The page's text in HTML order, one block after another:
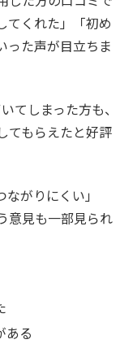
てくれた」「初め
った声が目立ちま
てしまった方も、
てもらえたと好評
がりにくい」
意見も一部見られ
ある